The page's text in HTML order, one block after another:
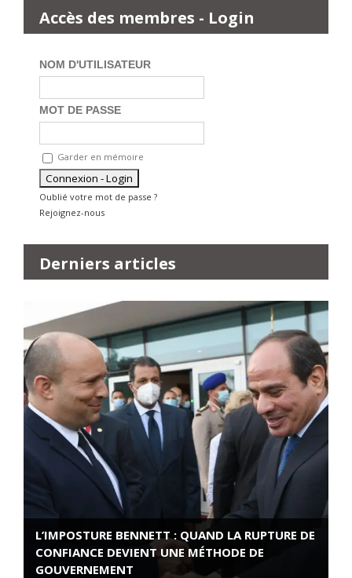
Accès des membres - Login
NOM D'UTILISATEUR
MOT DE PASSE
Garder en mémoire
Oublié votre mot de passe ?
Rejoignez-nous
Derniers articles
L’IMPOSTURE BENNETT : QUAND LA RUPTURE DE
CONFIANCE DEVIENT UNE MÉTHODE DE
GOUVERNEMENT